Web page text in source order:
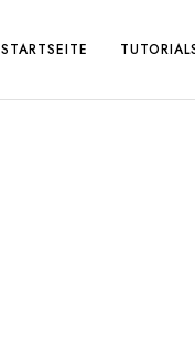
STARTSEITE